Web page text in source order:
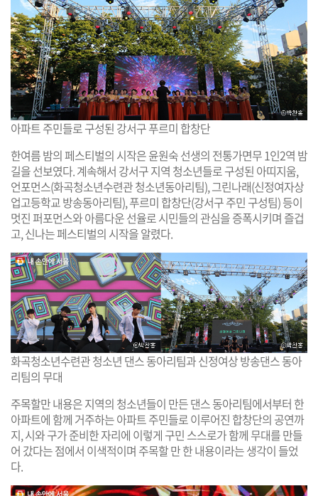
아파트 주민들로 구성된 강서구 푸르미 합창단
한여름 밤의 페스티벌의 시작은 윤원숙 선생의 전통가면무 1인2역 밤
길을 선보였다. 계속해서 강서구 지역 청소년들로 구성된 아띠지움,
언포먼스(화곡청소년수련관 청소년동아리팀), 그린나래(신정여자상
업고등학교 방송동아리팀), 푸르미 합창단(강서구 주민 구성팀) 등이
멋진 퍼포먼스와 아름다운 선율로 시민들의 관심을 증폭시키며 즐겁
고, 신나는 페스티벌의 시작을 알렸다.
화곡청소년수련관 청소년 댄스 동아리팀과 신정여상 방송댄스 동아
리팀의 무대
주목할만 내용은 지역의 청소년들이 만든 댄스 동아리팀에서부터 한
아파트에 함께 거주하는 아파트 주민들로 이루어진 합창단의 공연까
지, 시와 구가 준비한 자리에 이렇게 구민 스스로가 함께 무대를 만들
어 갔다는 점에서 이색적이며 주목할 만 한 내용이라는 생각이 들었
다.